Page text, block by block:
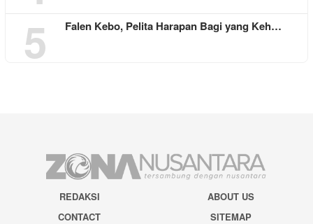
5 Falen Kebo, Pelita Harapan Bagi yang Keh…
REDAKSI
ABOUT US
CONTACT
SITEMAP